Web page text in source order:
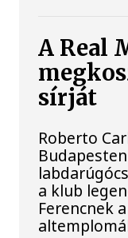
A Real
sírját
Roberto
a klub
Ferencnek